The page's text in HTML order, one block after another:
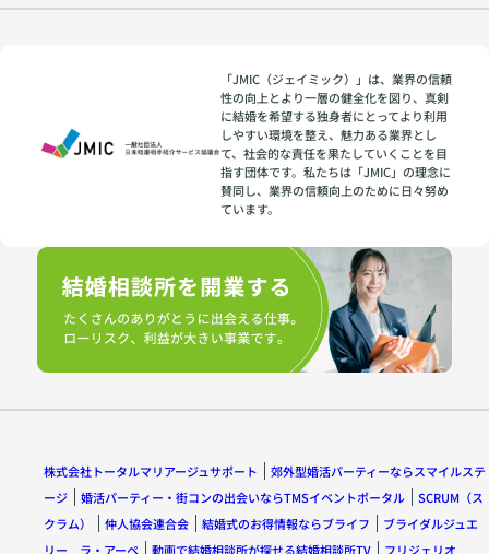
「JMIC（ジェイミック）」は、業界の信頼
性の向上とより一層の健全化を図り、真剣
に結婚を希望する独身者にとってより利用
しやすい環境を整え、魅力ある業界とし
て、社会的な責任を果たしていくことを目
指す団体です。私たちは「JMIC」の理念に
賛同し、業界の信頼向上のために日々努め
ています。
株式会社トータルマリアージュサポート
郊外型婚活パーティーならスマイルステ
ージ
婚活パーティー・街コンの出会いならTMSイベントポータル
SCRUM（ス
クラム）
仲人協会連合会 結婚式のお得情報ならブライフ
ブライダルジュエ
リー ラ・アーペ
動画で結婚相談所が探せる結婚相談所TV フリジェリオ